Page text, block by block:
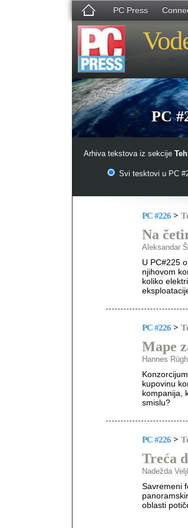
PC Press
PC
Arhiva tekstova iz sekcije
Svi tesktovi u PC
PC #226 >
Na
Aleksandar
U PC#225
njihovom
koliko
PC #226 >
Mape
Hannes
kupovinu
kompanija,
smislu?
PC #226 >
Treća
Nadežda
Savremeni
oblasti